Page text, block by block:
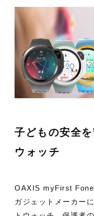
子どもの安全
ウォッチ
OAXIS myFirst Fone
ガジェットメーカー